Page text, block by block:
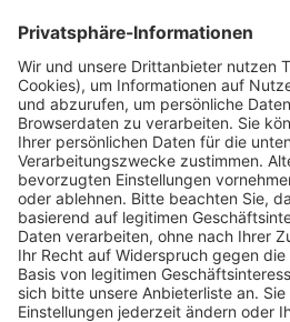
Firmenporträts
Panorama
Produkte
Ratgeber
Weitblick
WEITERES AUS DEM VERLAG